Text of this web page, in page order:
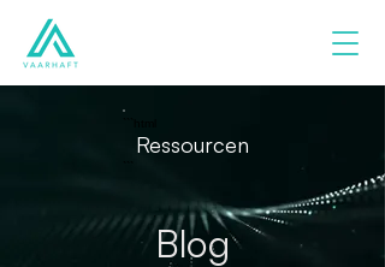
Ressourcen
Blog